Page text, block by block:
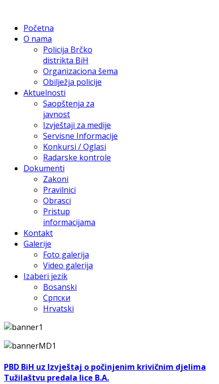
Početna
O nama
Policija Brčko
distrikta BiH
Organizaciona šema
Obilježja policije
Aktuelnosti
Saopštenja za
javnost
Izvještaji za medije
Servisne Informacije
Konkursi / Oglasi
Radarske kontrole
Dokumenti
Zakoni
Pravilnici
Obrasci
Pristup
informacijama
Kontakt
Galerije
Foto galerija
Video galerija
Izaberi jezik
Bosanski
Српски
Hrvatski
PBD BiH uz Izvještaj o počinjenim krivičnim djelima
Tužilaštvu predala lice B.A.